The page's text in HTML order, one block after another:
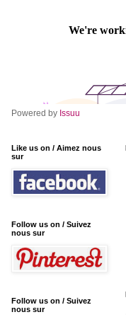
Powered by Issuu
Like us on / Aimez nous
sur
Follow us on / Suivez
nous sur
Follow us on / Suivez
nous sur